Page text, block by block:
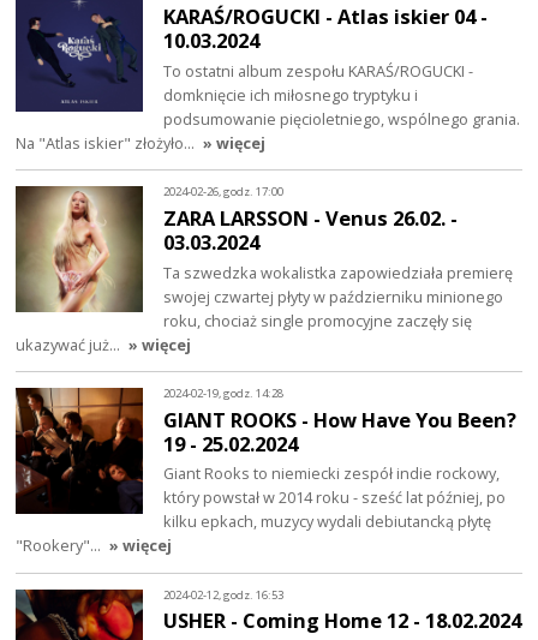
KARAŚ/ROGUCKI - Atlas iskier 04 -
10.03.2024
To ostatni album zespołu KARAŚ/ROGUCKI -
domknięcie ich miłosnego tryptyku i
podsumowanie pięcioletniego, wspólnego grania.
Na "Atlas iskier" złożyło… » więcej
2024-02-26, godz. 17:00
ZARA LARSSON - Venus 26.02. -
03.03.2024
Ta szwedzka wokalistka zapowiedziała premierę
swojej czwartej płyty w październiku minionego
roku, chociaż single promocyjne zaczęły się
ukazywać już… » więcej
2024-02-19, godz. 14:28
GIANT ROOKS - How Have You Been?
19 - 25.02.2024
Giant Rooks to niemiecki zespół indie rockowy,
który powstał w 2014 roku - sześć lat później, po
kilku epkach, muzycy wydali debiutancką płytę
"Rookery"… » więcej
2024-02-12, godz. 16:53
USHER - Coming Home 12 - 18.02.2024